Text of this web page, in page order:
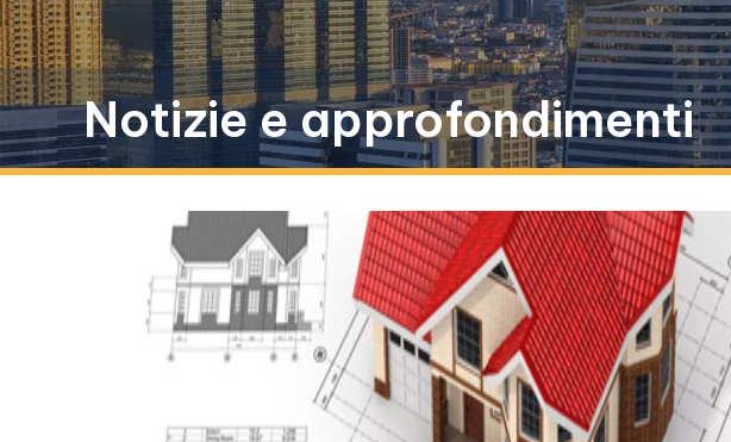
Notizie e approfondimenti